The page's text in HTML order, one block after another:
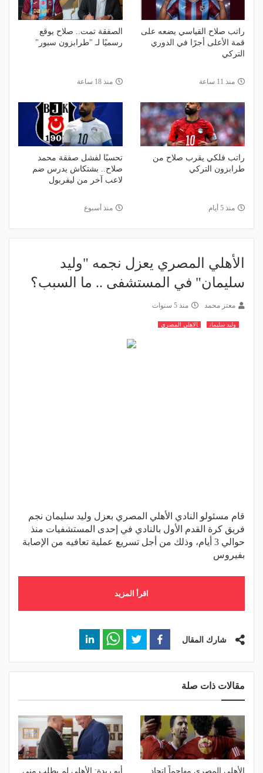
راتب صلاح القياسي يضعه على
قمة الأعلى أجرًا في الدوري
التركي
منذ 11 ساعة
الصفقة تمت.. صلاح يوقع
رسميًا لـ "طرابزون سبور"
منذ 18 ساعة
راتب فلكي يقرب صلاح من
طرابزون التركي
منذ 5 أيام
تحسبًا لفشل صفقة محمد
صلاح.. بشتكاش يدرس ضم
لاعب آخر من ليفربول
منذ أسبوع
الأهلي المصري يعزل نجمه "وليد
سليمان" في المستشفى .. ما السبب؟
معتز محمد منذ 5 سنوات
وليد سليمان الاهلي المصري
قام مسئولو النادي الأهلي المصري بعزل وليد سليمان نجم
فريق كرة القدم الأول بالنادي في إحدى المستشفيات منذ
حوالي 3 أيام، وذلك من أجل تسريع عملية تعافيه من الإصابة
بفيروس
اقرأ المزيد
شارك المقال
مقالات ذات صلة
الأهلي المصري مهاجماً اتحاد أبو ريدة: الأهلي لم يطلب مني